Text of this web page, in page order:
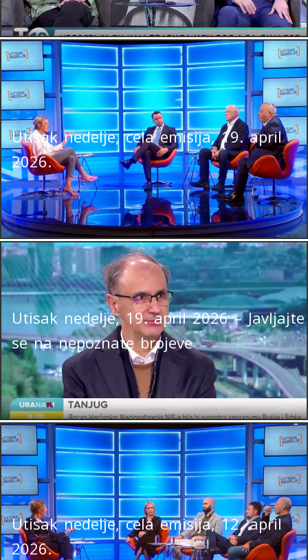
Utisak nedelje, cela emisija, 19. april
2026.
Utisak nedelje, 19. april 2026 – Javljajte
se na nepoznate brojeve
Utisak nedelje, cela emisija, 12. april
2026.